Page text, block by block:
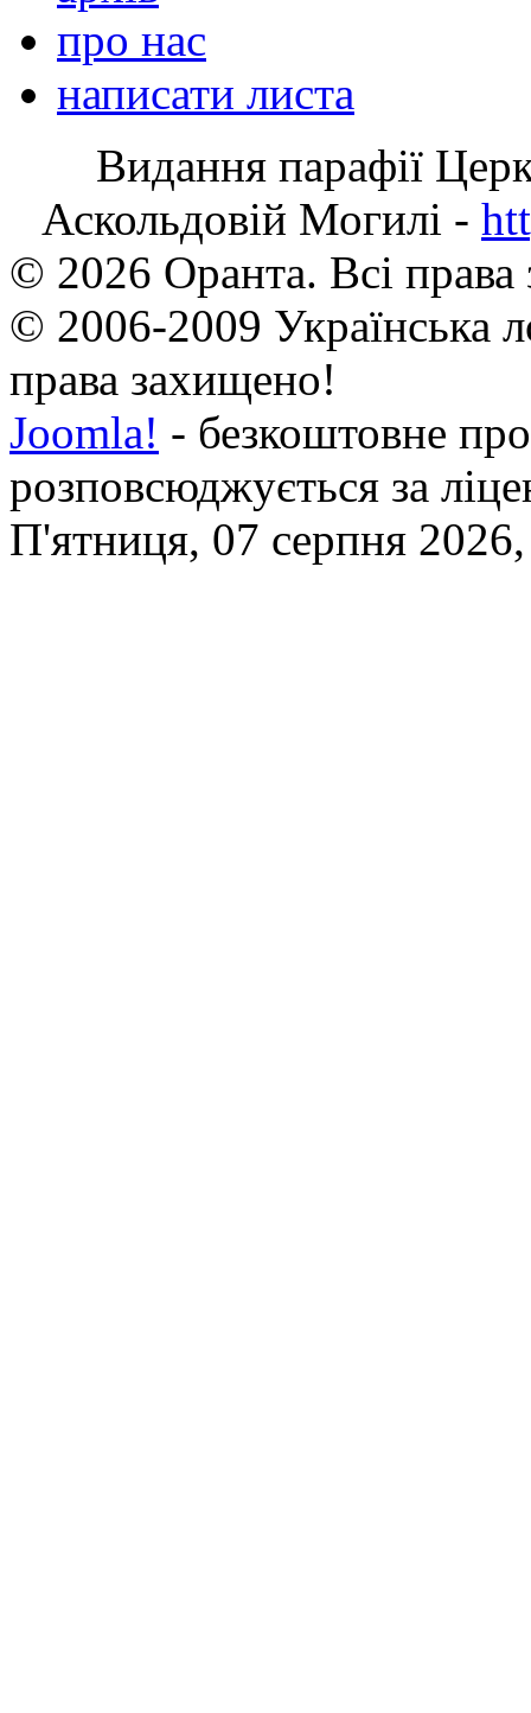
про нас
написати листа
Видання парафії
Аскольдовій Могилі -
© 2026 Оранта. Всі
© 2006-2009 Українська
права захищено!
Joomla! - безкоштовне
розповсюджується за
П'ятниця, 07 серпня